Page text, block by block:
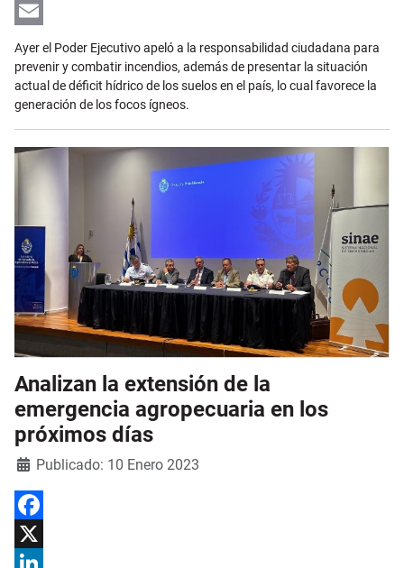
LinkedIn
Ayer el Poder Ejecutivo apeló a la responsabilidad ciudadana para
prevenir y combatir incendios, además de presentar la situación
actual de déficit hídrico de los suelos en el país, lo cual favorece la
generación de los focos ígneos.
Analizan la extensión de la
emergencia agropecuaria en los
próximos días
Detalles
Publicado: 10 Enero 2023
Facebook
X